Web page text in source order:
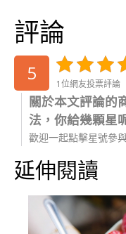
評論
5 1位網友投票評論
關於本文評論的
法，你給幾顆星
歡迎一起點擊星號參
延伸閱讀